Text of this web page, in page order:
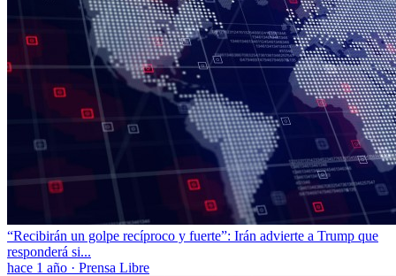
“Recibirán un golpe recíproco y fuerte”: Irán advierte a Trump que
responderá si...
hace 1 año · Prensa Libre